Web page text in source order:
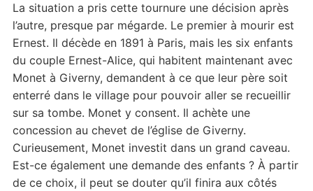
La situation a pris cette tournure une décision après
l’autre, presque par mégarde. Le premier à mourir est
Ernest. Il décède en 1891 à Paris, mais les six enfants
du couple Ernest-Alice, qui habitent maintenant avec
Monet à Giverny, demandent à ce que leur père soit
enterré dans le village pour pouvoir aller se recueillir
sur sa tombe. Monet y consent. Il achète une
concession au chevet de l’église de Giverny.
Curieusement, Monet investit dans un grand caveau.
Est-ce également une demande des enfants ? À partir
de ce choix, il peut se douter qu’il finira aux côtés